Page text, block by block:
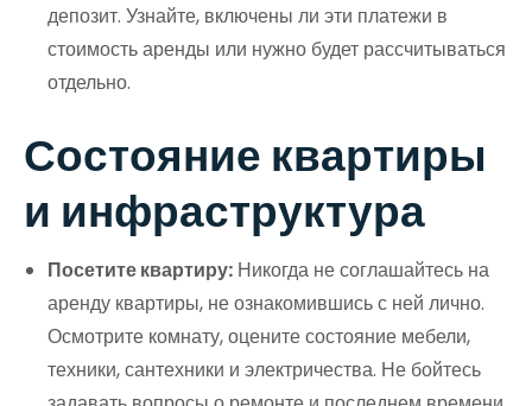
депозит. Узнайте, включены ли эти платежи в
стоимость аренды или нужно будет рассчитываться
отдельно.
Состояние квартиры
и инфраструктура
Посетите квартиру: Никогда не соглашайтесь на
аренду квартиры, не ознакомившись с ней лично.
Осмотрите комнату, оцените состояние мебели,
техники, сантехники и электричества. Не бойтесь